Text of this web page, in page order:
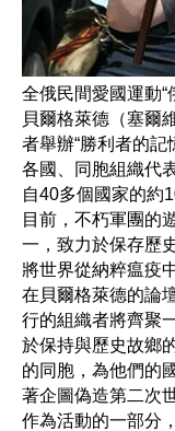
全俄民間愛國運動“
貝爾格萊德（塞爾
者舉辦“勝利者的記
各國、同胞組織代
自40多個國家的約
目前，不朽軍團的
一，致力於保存歷
將世界從納粹瘟疫
在貝爾格萊德的論
行的組織者將齊聚
於保持與歷史故鄉
的同胞，為他們的
著企圖偽造第二次
作為活動的一部分